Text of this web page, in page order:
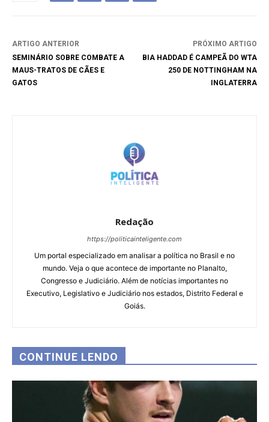
ARTIGO ANTERIOR
SEMINÁRIO SOBRE COMBATE A
MAUS-TRATOS DE CÃES E
GATOS
PRÓXIMO ARTIGO
BIA HADDAD É CAMPEÃ DO WTA
250 DE NOTTINGHAM NA
INGLATERRA
Redação
https://politicainteligente.com
Um portal especializado em analisar a política no Brasil e no
mundo. Veja o que acontece de importante no Planalto,
Congresso e Judiciário. Além de notícias importantes no
Executivo, Legislativo e Judiciário nos estados, Distrito Federal e
Goiás.
CONTINUE LENDO